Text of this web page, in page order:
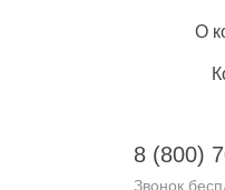
О
8 (800)
Звонок